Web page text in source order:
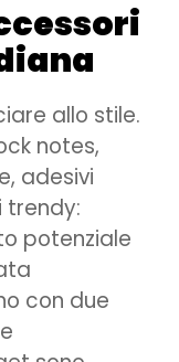
allo stile.
notes,
adesivi
trendy:
potenziale
con due